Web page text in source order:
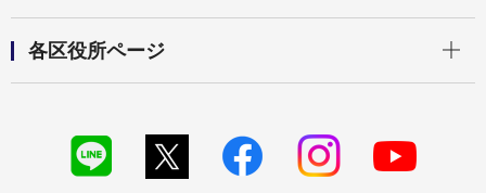
各区役所ページ